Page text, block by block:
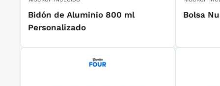
Bidón de Aluminio 800 ml
Personalizado
Bolsa